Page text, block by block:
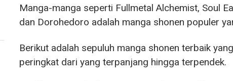
Manga-manga seperti Fullmetal Alchemist, Soul
dan Dorohedoro adalah manga shonen populer
Berikut adalah sepuluh manga shonen terbaik
peringkat dari yang terpanjang hingga terpendek.